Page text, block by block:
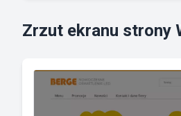
Zrzut ekranu strony